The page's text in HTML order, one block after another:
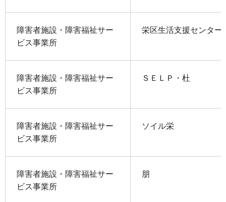
障害者施設・障害福祉サー
ビス事業所
栄区生活支援センター
障害者施設・障害福祉サー
ビス事業所
ＳＥＬＰ・杜
障害者施設・障害福祉サー
ビス事業所
ソイル栄
障害者施設・障害福祉サー
ビス事業所
朋